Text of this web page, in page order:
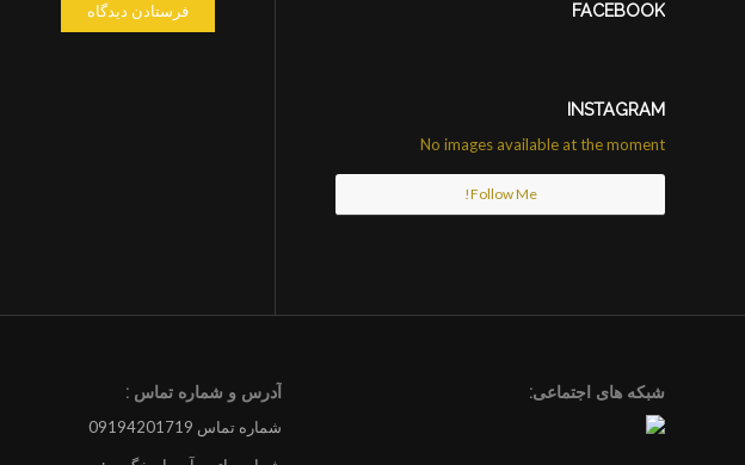
FACEBOOK
INSTAGRAM
No images available at the moment
Follow Me!
شبکه های اجتماعی:
آدرس و شماره تماس :
شماره تماس 09194201719